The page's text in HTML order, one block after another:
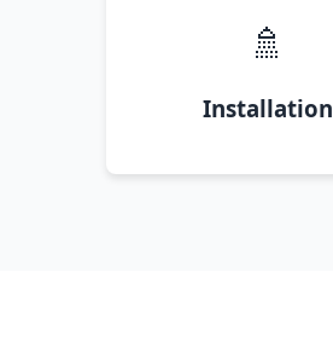
🚿
Installation